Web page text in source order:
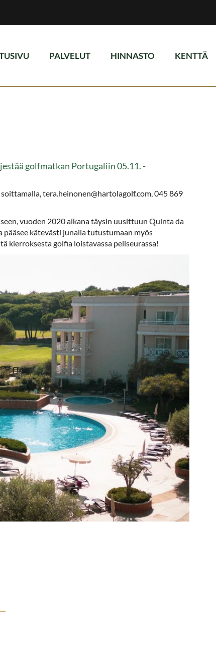
PALVELUT HINNASTO KENTTÄ
golfmatkan Portugaliin 05.11. -
tera.heinonen@hartolagolf.com, 045 869
vuoden 2020 aikana täysin uusittuun Quinta da
kätevästi junalla tutustumaan myös
kierroksesta golfia loistavassa peliseurassa!